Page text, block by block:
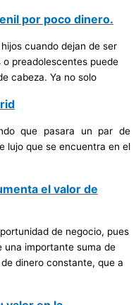
por poco dinero.
cuando dejan de ser
preadolescentes puede
cabeza. Ya no solo
que pasara un par de
lujo que se encuentra en el
el valor de
de negocio, pues
una importante suma de
dinero constante, que a